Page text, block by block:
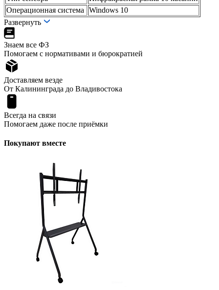
Операционная система
Windows 10
Развернуть
Знаем все ФЗ
Помогаем с нормативами и бюрократией
Доставляем везде
От Калининграда до Владивостока
Всегда на связи
Помогаем даже после приёмки
Покупают вместе